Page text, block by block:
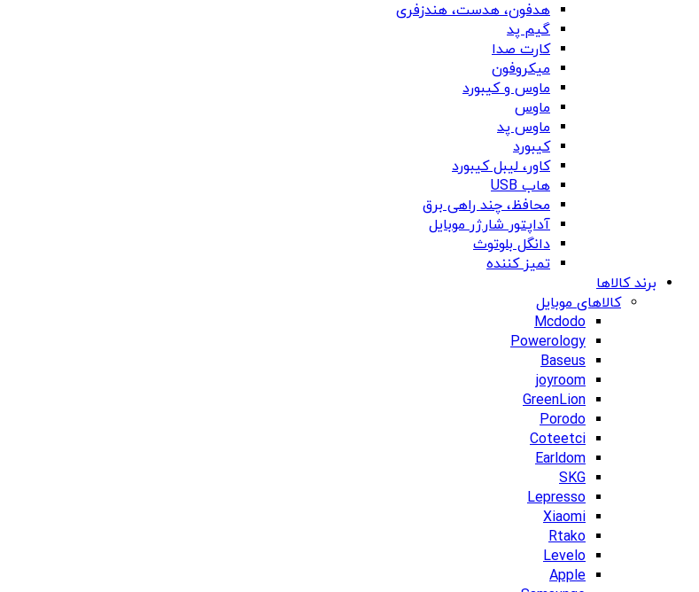
هدفون، هدست، هندزفری
گیم پد
کارت صدا
میکروفون
ماوس و کیبورد
ماوس
ماوس پد
کیبورد
کاور، لیبل کیبورد
هاب USB
محافظ، چند راهی برق
آداپتور شارژر موبایل
دانگل بلوتوث
تمیز کننده
برند کالاها
کالاهای موبایل
Mcdodo
Powerology
Baseus
joyroom
GreenLion
Porodo
Coteetci
Earldom
SKG
Lepresso
Xiaomi
Rtako
Levelo
Apple